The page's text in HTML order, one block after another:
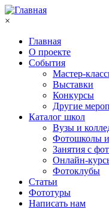
Перейти к основному
×
Главная
О проекте
События
Мастер-
Выставки
Конкурсы
Другие
Каталог школ
Вузы и
Фотошколы
Занятия с
Онлайн-
Фотоклубы
Статьи
Фототуры
Написать нам